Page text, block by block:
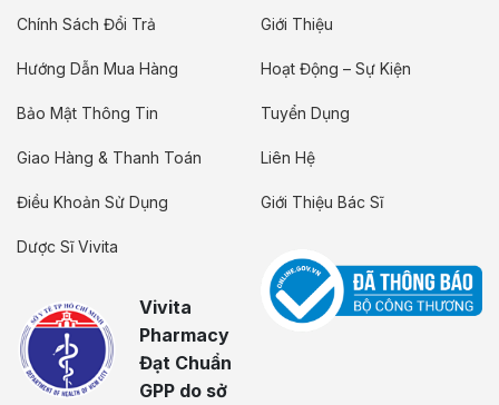
Chính Sách Đổi Trả
Hướng Dẫn Mua Hàng
Bảo Mật Thông Tin
Giao Hàng & Thanh Toán
Điều Khoản Sử Dụng
Dược Sĩ Vivita
Vivita
Pharmacy
Đạt Chuẩn
GPP do sở
Giới Thiệu
Hoạt Động – Sự Kiện
Tuyển Dụng
Liên Hệ
Giới Thiệu Bác Sĩ